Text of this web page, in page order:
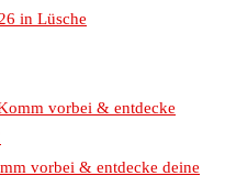
in Lüsche
vorbei & entdecke deine